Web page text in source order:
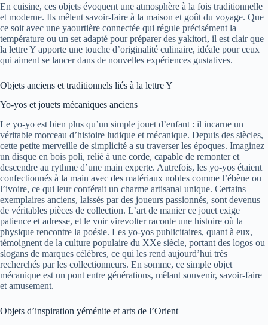
En cuisine, ces objets évoquent une atmosphère à la fois traditionnelle
et moderne. Ils mêlent savoir-faire à la maison et goût du voyage. Que
ce soit avec une yaourtière connectée qui régule précisément la
température ou un set adapté pour préparer des yakitori, il est clair que
la lettre Y apporte une touche d’originalité culinaire, idéale pour ceux
qui aiment se lancer dans de nouvelles expériences gustatives.
Objets anciens et traditionnels liés à la lettre Y
Yo-yos et jouets mécaniques anciens
Le yo-yo est bien plus qu’un simple jouet d’enfant : il incarne un
véritable morceau d’histoire ludique et mécanique. Depuis des siècles,
cette petite merveille de simplicité a su traverser les époques. Imaginez
un disque en bois poli, relié à une corde, capable de remonter et
descendre au rythme d’une main experte. Autrefois, les yo-yos étaient
confectionnés à la main avec des matériaux nobles comme l’ébène ou
l’ivoire, ce qui leur conférait un charme artisanal unique. Certains
exemplaires anciens, laissés par des joueurs passionnés, sont devenus
de véritables pièces de collection. L’art de manier ce jouet exige
patience et adresse, et le voir virevolter raconte une histoire où la
physique rencontre la poésie. Les yo-yos publicitaires, quant à eux,
témoignent de la culture populaire du XXe siècle, portant des logos ou
slogans de marques célèbres, ce qui les rend aujourd’hui très
recherchés par les collectionneurs. En somme, ce simple objet
mécanique est un pont entre générations, mêlant souvenir, savoir-faire
et amusement.
Objets d’inspiration yéménite et arts de l’Orient